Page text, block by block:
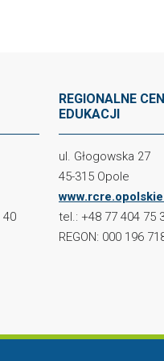
40
REGIONALNE
EDUKACJI
ul. Głogowska 27
45-315 Opole
tel.: +48 77 404 75
REGON: 000 196